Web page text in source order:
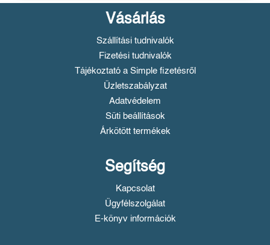
Vásárlás
Szállítási tudnivalók
Fizetési tudnivalók
Tájékoztató a Simple fizetésről
Üzletszabályzat
Adatvédelem
Süti beállítások
Árkötött termékek
Segítség
Kapcsolat
Ügyfélszolgálat
E-könyv információk